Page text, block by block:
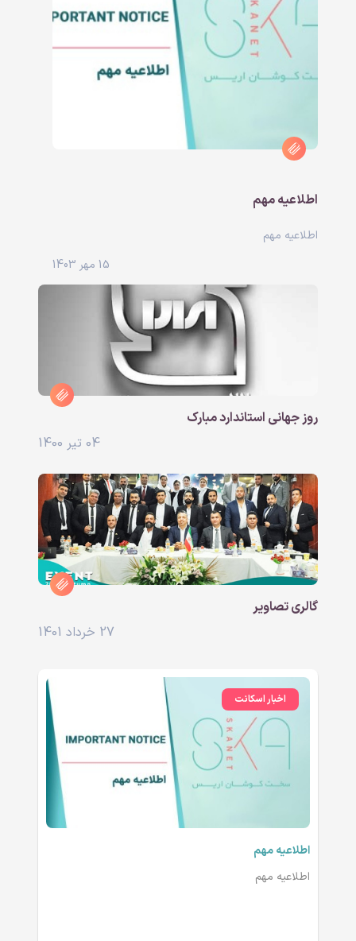
اطلاعیه مهم
اطلاعیه مهم
15 مهر 1403
روز جهانی استاندارد مبارک
04 تیر 1400
گالری تصاویر
27 خرداد 1401
اخبار اسکانت
اطلاعیه مهم
اطلاعیه مهم